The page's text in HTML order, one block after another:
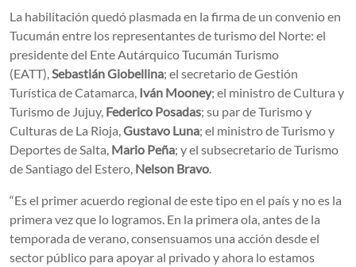
La habilitación quedó plasmada en la firma de un convenio en
Tucumán entre los representantes de turismo del Norte: el
presidente del Ente Autárquico Tucumán Turismo
(EATT),Sebastián Giobellina; el secretario de Gestión
Turística de Catamarca, Iván Mooney; el ministro de Cultura y
Turismo de Jujuy, Federico Posadas; su par de Turismo y
Culturas de La Rioja,Gustavo Luna; el ministro de Turismo y
Deportes de Salta, Mario Peña; y el subsecretario de Turismo
de Santiago del Estero, Nelson Bravo.
“Es el primer acuerdo regional de este tipo en el país y no es la
primera vez que lo logramos. En la primera ola, antes de la
temporada de verano, consensuamos una acción desde el
sector público para apoyar al privado y ahora lo estamos